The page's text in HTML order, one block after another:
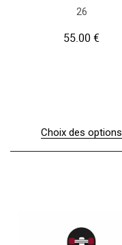
26
55.00 €
Choix des options
i